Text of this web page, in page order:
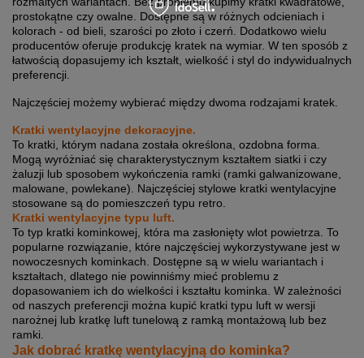
prostokątne czy owalne. Dostępne są w różnych odcieniach i
kolorach - od bieli, szarości po złoto i czerń. Dodatkowo wielu
producentów oferuje produkcję kratek na wymiar. W ten sposób z
łatwością dopasujemy ich kształt, wielkość i styl do indywidualnych
preferencji.
Najczęściej możemy wybierać między dwoma rodzajami kratek.
Kratki wentylacyjne dekoracyjne.
To kratki, którym nadana została określona, ozdobna forma.
Mogą wyróżniać się charakterystycznym kształtem siatki i czy
żaluzji lub sposobem wykończenia ramki (ramki galwanizowane,
malowane, powlekane). Najczęściej stylowe kratki wentylacyjne
stosowane są do pomieszczeń typu retro.
Kratki wentylacyjne typu luft.
To typ kratki kominkowej, która ma zasłonięty wlot powietrza. To
popularne rozwiązanie, które najczęściej wykorzystywane jest w
nowoczesnych kominkach. Dostępne są w wielu wariantach i
kształtach, dlatego nie powinniśmy mieć problemu z
dopasowaniem ich do wielkości i kształtu kominka. W zależności
od naszych preferencji można kupić kratki typu luft w wersji
narożnej lub kratkę luft tunelową z ramką montażową lub bez
ramki.
Jak dobrać kratkę wentylacyjną do kominka?